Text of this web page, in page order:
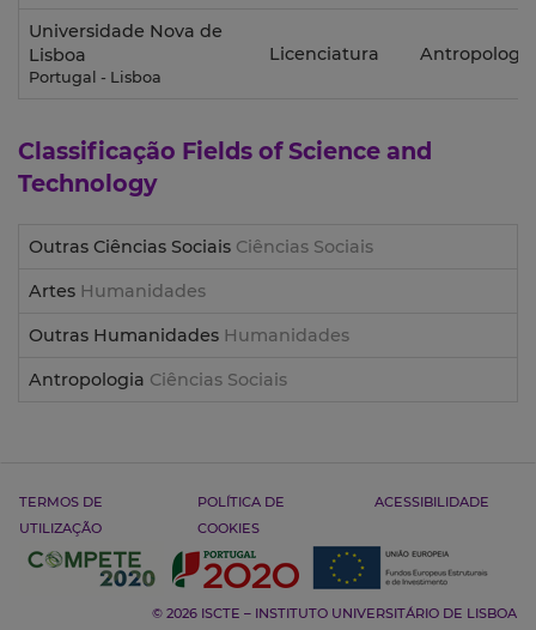
Universidade Nova de
Lisboa
Portugal - Lisboa
Licenciatura Antropologia
Classificação Fields of Science and
Technology
Outras Ciências Sociais Ciências Sociais
Artes Humanidades
Outras Humanidades Humanidades
Antropologia Ciências Sociais
TERMOS DE
UTILIZAÇÃO
POLÍTICA DE
COOKIES
ACESSIBILIDADE
© 2026 ISCTE – INSTITUTO UNIVERSITÁRIO DE LISBOA